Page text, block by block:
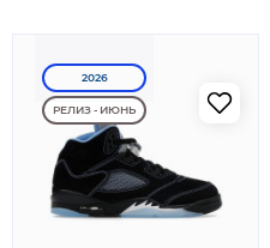
2026
РЕЛИЗ - ИЮНЬ